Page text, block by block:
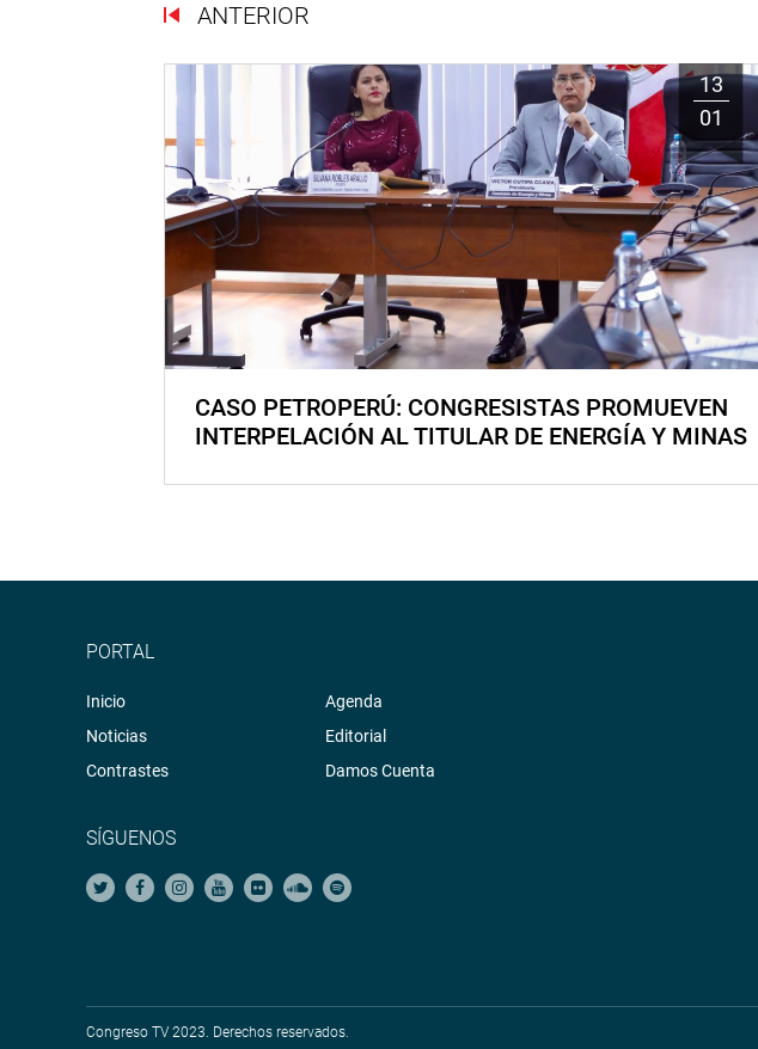
ANTERIOR
13
01
CASO PETROPERÚ: CONGRESISTAS PROMUEVEN
INTERPELACIÓN AL TITULAR DE ENERGÍA Y MINAS
PORTAL
Inicio
Noticias
Contrastes
Agenda
Editorial
Damos Cuenta
SÍGUENOS
Congreso TV 2023. Derechos reservados.